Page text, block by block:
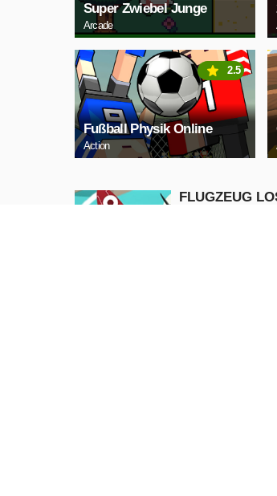
Super Zwiebel Junge
Arcade
Fußball Physik Online
Action
2.5
FLUGZEUG